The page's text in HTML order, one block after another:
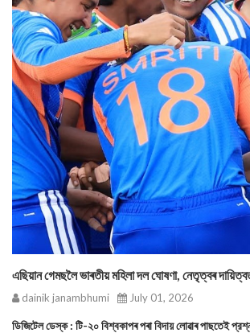
এছিয়ান গেমছলৈ ভাৰতীয় মহিলা দল ঘোষণা, নেতৃত্বৰ
dainik janambhumi July 01, 2026
ডিজিটেল ডেস্ক : টি-২০ বিশ্বকাপৰ পৰা বিদায় লোৱাৰ পাছতেই